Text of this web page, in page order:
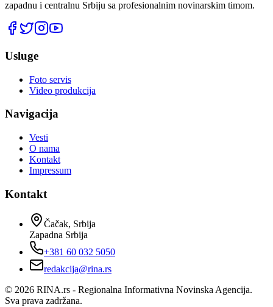
zapadnu i centralnu Srbiju sa profesionalnim novinarskim timom.
Usluge
Foto servis
Video produkcija
Navigacija
Vesti
O nama
Kontakt
Impressum
Kontakt
Čačak, Srbija
Zapadna Srbija
+381 60 032 5050
redakcija@rina.rs
© 2026 RINA.rs - Regionalna Informativna Novinska Agencija.
Sva prava zadržana.